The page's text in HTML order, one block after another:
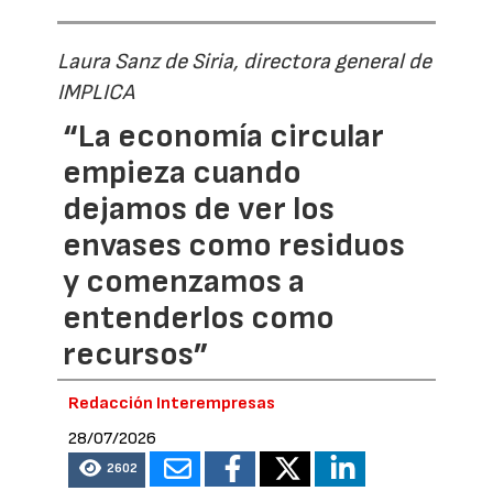
Laura Sanz de Siria, directora general de
IMPLICA
“La economía circular
empieza cuando
dejamos de ver los
envases como residuos
y comenzamos a
entenderlos como
recursos”
Redacción Interempresas
28/07/2026
2602